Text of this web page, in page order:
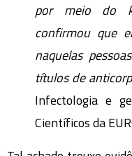
por meio do
confirmou que
naquelas
títulos de
Infectologia e
Científicos da